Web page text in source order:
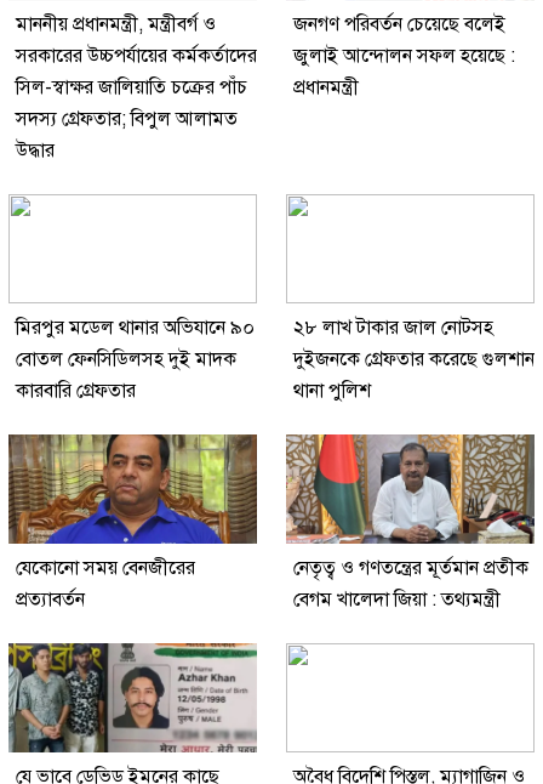
মাননীয় প্রধানমন্ত্রী, মন্ত্রীবর্গ ও
সরকারের উচ্চপর্যায়ের কর্মকর্তাদের
সিল-স্বাক্ষর জালিয়াতি চক্রের পাঁচ
সদস্য গ্রেফতার; বিপুল আলামত
উদ্ধার
জনগণ পরিবর্তন চেয়েছে বলেই
জুলাই আন্দোলন সফল হয়েছে :
প্রধানমন্ত্রী
মিরপুর মডেল থানার অভিযানে ৯০
বোতল ফেনসিডিলসহ দুই মাদক
কারবারি গ্রেফতার
২৮ লাখ টাকার জাল নোটসহ
দুইজনকে গ্রেফতার করেছে গুলশান
থানা পুলিশ
যেকোনো সময় বেনজীরের
প্রত্যাবর্তন
নেতৃত্ব ও গণতন্ত্রের মূর্তমান প্রতীক
বেগম খালেদা জিয়া : তথ্যমন্ত্রী
যে ভাবে ডেভিড ইমনের কাছে
অবৈধ বিদেশি পিস্তল, ম্যাগাজিন ও